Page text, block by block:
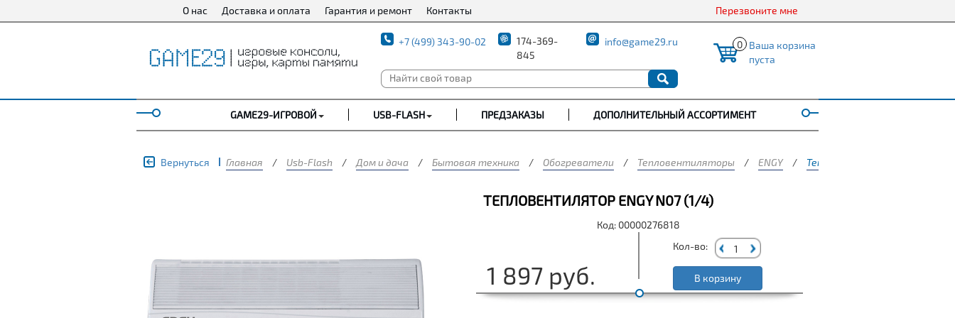
О нас Доставка и оплата Гарантия и ремонт Контакты Перезвоните мне
+7 (499) 343-90-02
174-369-
845
info@game29.ru 0 Ваша корзина
пуста
GAME29-ИГРОВОЙ USB-FLASH ПРЕДЗАКАЗЫ ДОПОЛНИТЕЛЬНЫЙ АССОРТИМЕНТ
Вернуться Главная / Usb-Flash / Дом и дача / Бытовая техника / Обогреватели / Тепловентиляторы / ENGY / Тепловентилятор Engy N07
ТЕПЛОВЕНТИЛЯТОР ENGY N07 (1/4)
Код: 00000276818
1 897 руб.
Кол-во:
В корзину